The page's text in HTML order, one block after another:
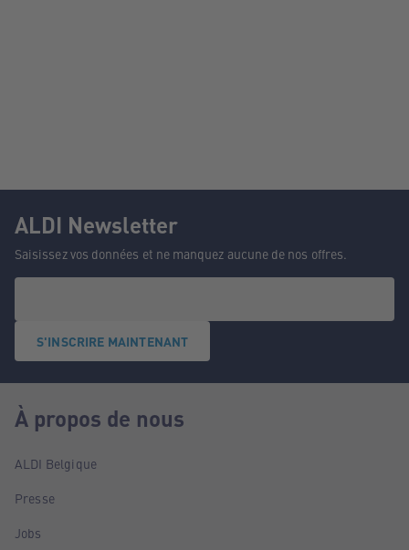
ALDI Newsletter
Saisissez vos données et ne manquez aucune de nos offres.
S'INSCRIRE MAINTENANT
À propos de nous
ALDI Belgique
Presse
Jobs